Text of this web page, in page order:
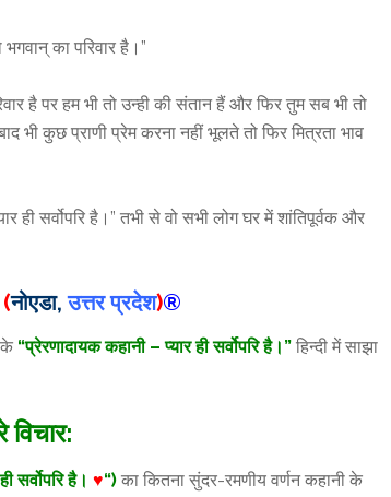
का परिवार है।”
है पर हम भी तो उन्ही की संतान हैं और फिर तुम सब भी तो
कुछ प्राणी प्रेम करना नहीं भूलते तो फिर मित्रता भाव
ही सर्वोपरि है।” तभी से वो सभी लोग घर में शांतिपूर्वक और
(नोएडा, उत्तर प्रदेश)®
के “प्रेरणादायक कहानी – प्यार ही सर्वोपरि है।” हिन्दी में साझा
विचार:
सर्वोपरि है। ♥“) का कितना सुंदर-रमणीय वर्णन कहानी के